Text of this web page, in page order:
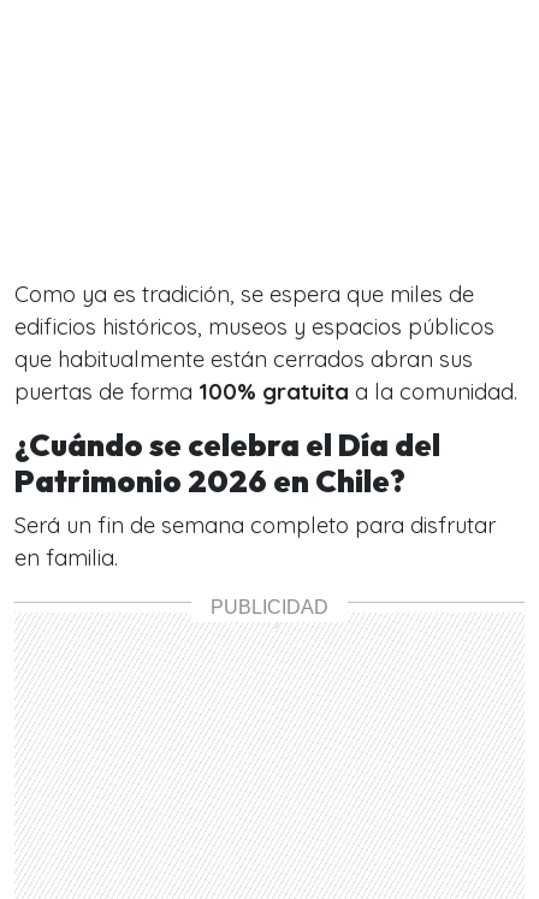
Como ya es tradición, se espera que miles de
edificios históricos, museos y espacios públicos
que habitualmente están cerrados abran sus
puertas de forma 100% gratuita a la comunidad.
¿Cuándo se celebra el Día del
Patrimonio 2026 en Chile?
Será un fin de semana completo para disfrutar
en familia.